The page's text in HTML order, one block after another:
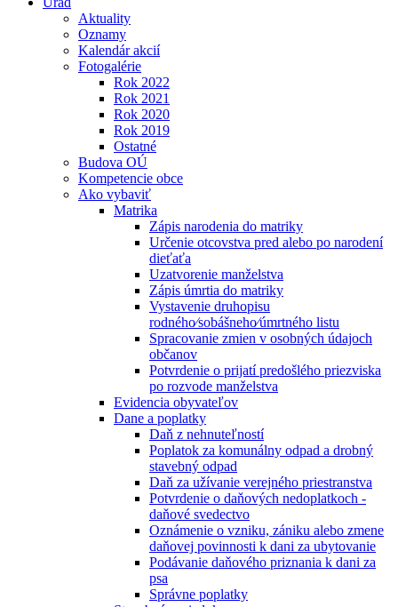
Aktuality
Oznamy
Kalendár akcií
Fotogalérie
Rok 2022
Rok 2021
Rok 2020
Rok 2019
Ostatné
Budova OÚ
Kompetencie obce
Ako vybaviť
Matrika
Zápis narodenia do matriky
Určenie otcovstva pred alebo po narodení
dieťaťa
Uzatvorenie manželstva
Zápis úmrtia do matriky
Vystavenie druhopisu
rodného⁄sobášneho⁄úmrtného listu
Spracovanie zmien v osobných údajoch
občanov
Potvrdenie o prijatí predošlého priezviska
po rozvode manželstva
Evidencia obyvateľov
Dane a poplatky
Daň z nehnuteľností
Poplatok za komunálny odpad a drobný
stavebný odpad
Daň za užívanie verejného priestranstva
Potvrdenie o daňových nedoplatkoch -
daňové svedectvo
Oznámenie o vzniku, zániku alebo zmene
daňovej povinnosti k dani za ubytovanie
Podávanie daňového priznania k dani za
psa
Správne poplatky